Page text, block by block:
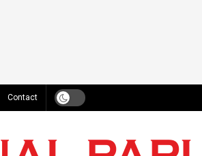
Contact